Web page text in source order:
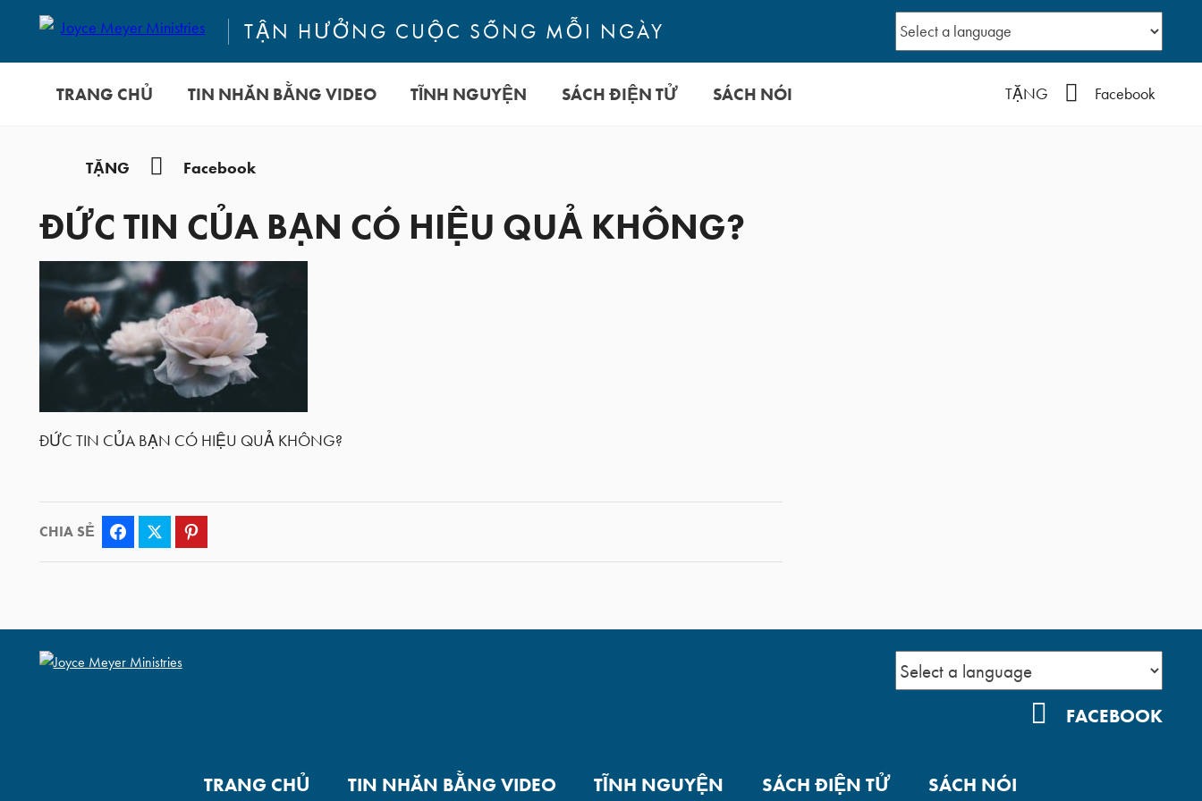
TẬN HƯỞNG CUỘC SỐNG MỖI NGÀY
TRANG CHỦ TIN NHẮN BẰNG VIDEO TĨNH NGUYỆN SÁCH ĐIỆN TỬ SÁCH NÓI TẶNG YouTube
Facebook
TẶNG YouTube
Facebook
ĐỨC TIN CỦA BẠN CÓ HIỆU QUẢ KHÔNG?
ĐỨC TIN CỦA BẠN CÓ HIỆU QUẢ KHÔNG?
CHIA SẺ Facebook Twitter
YOUTUBE
FACEBOOK
TRANG CHỦ TIN NHẮN BẰNG VIDEO TĨNH NGUYỆN SÁCH ĐIỆN TỬ SÁCH NÓI